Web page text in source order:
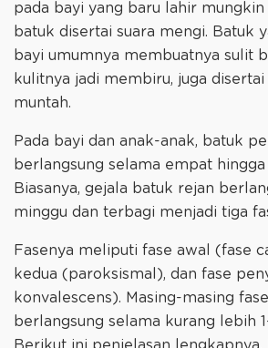
pada bayi yang baru lahir
batuk disertai suara mengi. Batuk
bayi umumnya membuatnya sulit
kulitnya jadi membiru, juga
muntah.
Pada bayi dan anak-anak, batuk
berlangsung selama empat
Biasanya, gejala batuk rejan
minggu dan terbagi menjadi tiga
Fasenya meliputi fase awal (fase
kedua (paroksismal), dan fase
konvalescens). Masing-masing
berlangsung selama kurang lebih
Berikut ini penjelasan lengkapnya,